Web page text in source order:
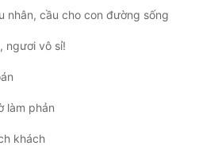
nhân, cầu cho con đường sống
ngươi vô sỉ!
làm phản
khách